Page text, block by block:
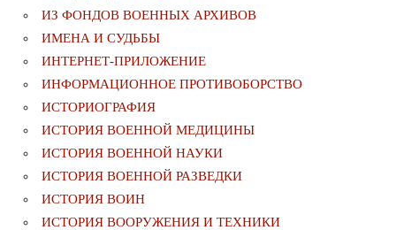
ИЗ ФОНДОВ ВОЕННЫХ АРХИВОВ
ИМЕНА И СУДЬБЫ
ИНТЕРНЕТ-ПРИЛОЖЕНИЕ
ИНФОРМАЦИОННОЕ ПРОТИВОБОРСТВО
ИСТОРИОГРАФИЯ
ИСТОРИЯ ВОЕННОЙ МЕДИЦИНЫ
ИСТОРИЯ ВОЕННОЙ НАУКИ
ИСТОРИЯ ВОЕННОЙ РАЗВЕДКИ
ИСТОРИЯ ВОИН
ИСТОРИЯ ВООРУЖЕНИЯ И ТЕХНИКИ